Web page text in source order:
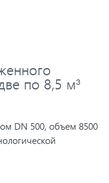
по 8,5 м³
DN 500, объем 8500